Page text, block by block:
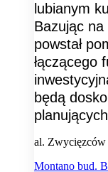
lubianym
Bazując
powstał
łączącego
będą
al. Zwycięzców
Montano bud.